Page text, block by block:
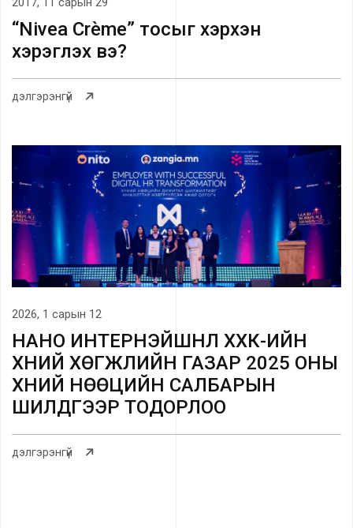
“Nivea Crème” тосыг хэрхэн
хэрэглэх вэ?
дэлгэрэнгүй
2026, 1 сарын 12
НАНО ИНТЕРНЭЙШНЛ ХХК-ИЙН
ХҮНИЙ ХӨГЖЛИЙН ГАЗАР 2025 ОНЫ
ХҮНИЙ НӨӨЦИЙН САЛБАРЫН
ШИЛДГЭЭР ТОДОРЛОО
дэлгэрэнгүй